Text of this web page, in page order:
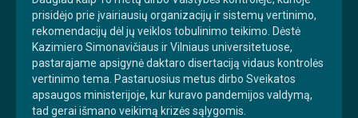
prisidėjo prie įvairiausių organizacijų ir sistemų vertinimo,
rekomendacijų dėl jų veiklos tobulinimo teikimo. Dėstė
Kazimiero Simonavičiaus ir Vilniaus universitetuose,
pastarajame apsigynė daktaro disertaciją vidaus kontrolės
vertinimo tema. Pastaruosius metus dirbo Sveikatos
apsaugos ministerijoje, kur kuravo pandemijos valdymą,
tad gerai išmano veikimą krizės sąlygomis.